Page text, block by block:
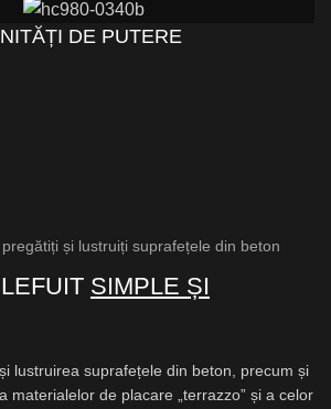
DE PUTERE
și lustruiți suprafețele din beton
SIMPLE ȘI
lustruirea suprafețele din beton, precum și
materialelor de placare „terrazzo” și a celor